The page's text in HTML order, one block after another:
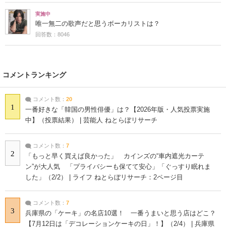
実施中
唯一無二の歌声だと思うボーカリストは？
回答数：8046
コメントランキング
1
コメント数： 20
一番好きな「韓国の男性俳優」は？【2026年版・人気投票実施
中】（投票結果） | 芸能人 ねとらぼリサーチ
2
コメント数： 7
「もっと早く買えば良かった」 カインズの“車内遮光カーテ
ン”が大人気 「プライバシーも保てて安心」「ぐっすり眠れま
した」（2/2） | ライフ ねとらぼリサーチ：2ページ目
3
コメント数： 7
兵庫県の「ケーキ」の名店10選！ 一番うまいと思う店はどこ？
【7月12日は「デコレーションケーキの日」！】（2/4） | 兵庫県